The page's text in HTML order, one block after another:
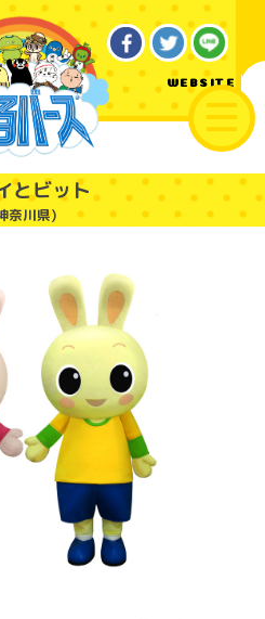
WEBSITE
企業・その他
とビット
奈川県)